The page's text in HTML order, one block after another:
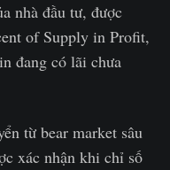
nhà đầu tư, được
of Supply in Profit,
đang có lãi chưa
từ bear market sâu
xác nhận khi chỉ số